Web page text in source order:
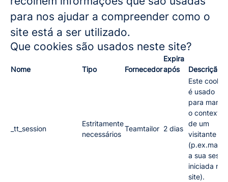
para nos ajudar a compreender como o
site está a ser utilizado.
Que cookies são usados neste site?
Nome Tipo Fornecedor
Expira
após
Descrição
_tt_session
Estritamente
necessários
Teamtailor 2 dias
Este cookie
é usado
para
o contexto
de um
visitante
a sua
iniciada no
site).